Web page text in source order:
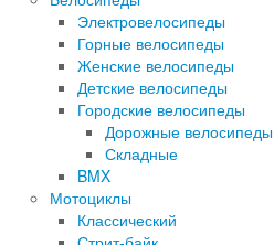
Электровелосипеды
Горные велосипеды
Женские велосипеды
Детские велосипеды
Городские велосипеды
Дорожные велосипеды
Складные
BMX
Мотоциклы
Классический